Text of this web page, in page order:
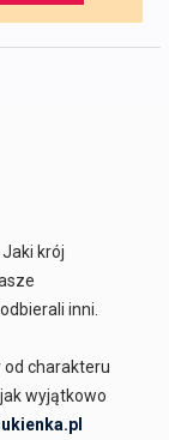
. Jaki krój
inni.
od charakteru
wyjątkowo